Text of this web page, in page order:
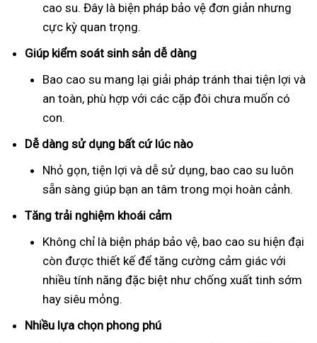
cao su. Đây là biện pháp bảo vệ đơn giản nhưng
cực kỳ quan trọng.
Giúp kiểm soát sinh sản dễ dàng
Bao cao su mang lại giải pháp tránh thai tiện lợi và
an toàn, phù hợp với các cặp đôi chưa muốn có
con.
Dễ dàng sử dụng bất cứ lúc nào
Nhỏ gọn, tiện lợi và dễ sử dụng, bao cao su luôn
sẵn sàng giúp bạn an tâm trong mọi hoàn cảnh.
Tăng trải nghiệm khoái cảm
Không chỉ là biện pháp bảo vệ, bao cao su hiện đại
còn được thiết kế để tăng cường cảm giác với
nhiều tính năng đặc biệt như chống xuất tinh sớm
hay siêu mỏng.
Nhiều lựa chọn phong phú